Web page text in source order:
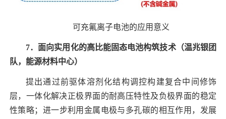
可充氟离子电池的应用意义
7．面向实用化的高比能固态电池构筑技术（温兆银团
队，能源材料中心）
提出通过前驱体溶剂化结构调控构建复合中间修饰
层，一体化解决正极界面的耐高压特性及负极界面的稳定
性策略；进一步利用金属电极与多孔碳的相互作用，发展